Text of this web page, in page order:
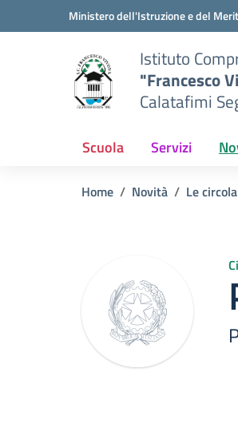
Vai ai contenuti
Vai al menu di navigazioneMinistero dell'Istruzione e del
Istituto
"Francesco
Calatafimi
Scuola Servizi
Home Novità Le